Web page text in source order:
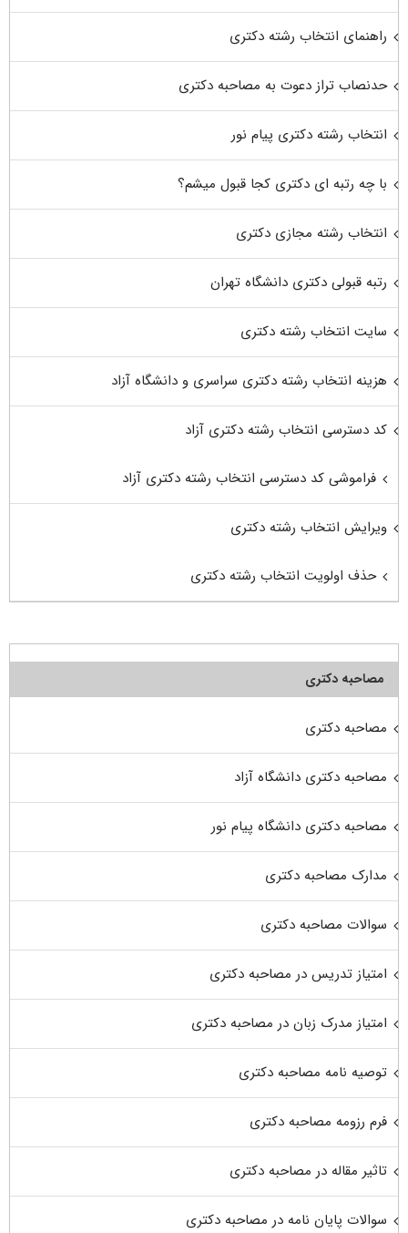
راهنمای انتخاب رشته دکتری
حدنصاب تراز دعوت به مصاحبه دکتری
انتخاب رشته دکتری پیام نور
با چه رتبه ای دکتری کجا قبول میشم؟
انتخاب رشته مجازی دکتری
رتبه قبولی دکتری دانشگاه تهران
سایت انتخاب رشته دکتری
هزینه انتخاب رشته دکتری سراسری و دانشگاه آزاد
کد دسترسی انتخاب رشته دکتری آزاد
فراموشی کد دسترسی انتخاب رشته دکتری آزاد
ویرایش انتخاب رشته دکتری
حذف اولویت انتخاب رشته دکتری
مصاحبه دکتری
مصاحبه دکتری
مصاحبه دکتری دانشگاه آزاد
مصاحبه دکتری دانشگاه پیام نور
مدارک مصاحبه دکتری
سوالات مصاحبه دکتری
امتیاز تدریس در مصاحبه دکتری
امتیاز مدرک زبان در مصاحبه دکتری
توصیه نامه مصاحبه دکتری
فرم رزومه مصاحبه دکتری
تاثیر مقاله در مصاحبه دکتری
سوالات پایان نامه در مصاحبه دکتری